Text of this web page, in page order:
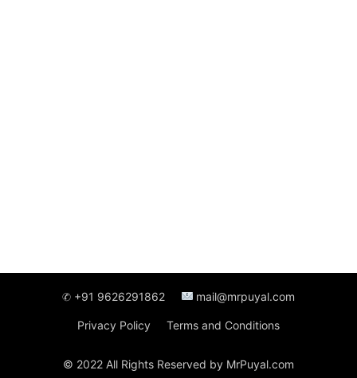
✆ +91 9626291862 mail@mrpuyal.com
Privacy Policy Terms and Conditions
© 2022 All Rights Reserved by MrPuyal.com